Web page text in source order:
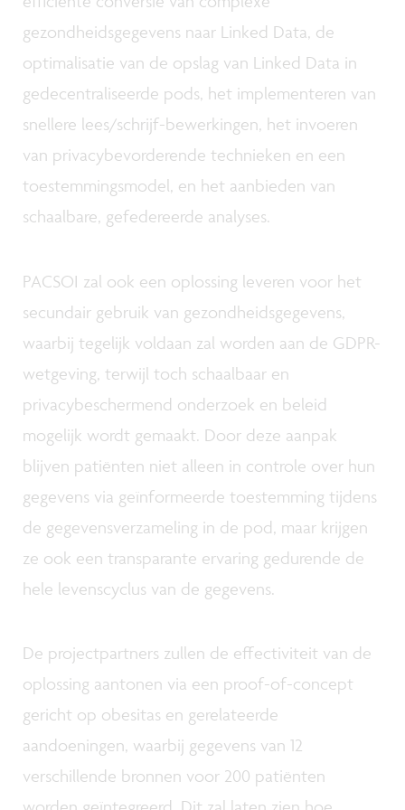
gezondheidsgegevens naar Linked Data, de
optimalisatie van de opslag van Linked Data in
gedecentraliseerde pods, het implementeren van
snellere lees/schrijf-bewerkingen, het invoeren
van privacybevorderende technieken en een
toestemmingsmodel, en het aanbieden van
schaalbare, gefedereerde analyses.
PACSOI zal ook een oplossing leveren voor het
secundair gebruik van gezondheidsgegevens,
waarbij tegelijk voldaan zal worden aan de GDPR-
wetgeving, terwijl toch schaalbaar en
privacybeschermend onderzoek en beleid
mogelijk wordt gemaakt. Door deze aanpak
blijven patiënten niet alleen in controle over hun
gegevens via geïnformeerde toestemming tijdens
de gegevensverzameling in de pod, maar krijgen
ze ook een transparante ervaring gedurende de
hele levenscyclus van de gegevens.
De projectpartners zullen de effectiviteit van de
oplossing aantonen via een proof-of-concept
gericht op obesitas en gerelateerde
aandoeningen, waarbij gegevens van 12
verschillende bronnen voor 200 patiënten